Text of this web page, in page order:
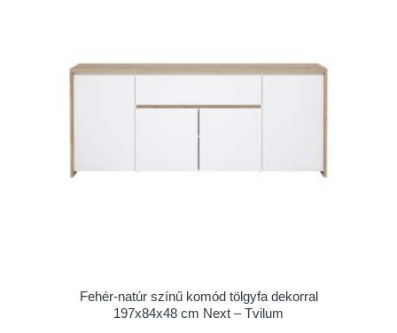
Fehér-natúr színű komód tölgyfa dekorral
197x84x48 cm Next – Tvilum